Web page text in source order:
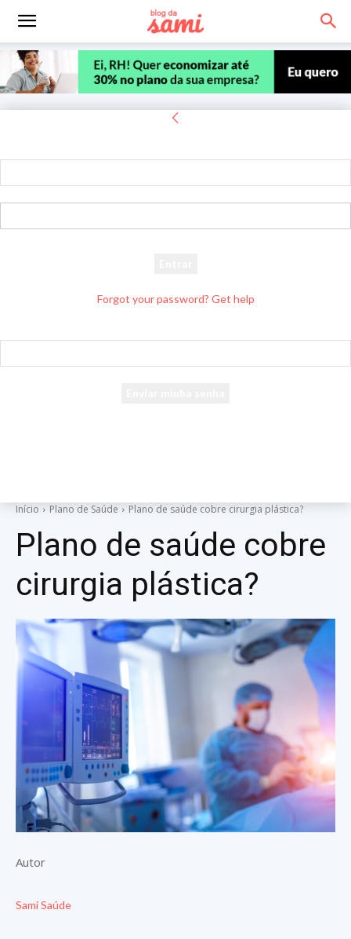
Forgot your password? Get help
Início Plano de Saúde Plano de saúde cobre cirurgia plástica?
Plano de saúde cobre
cirurgia plástica?
Autor
Sami Saúde